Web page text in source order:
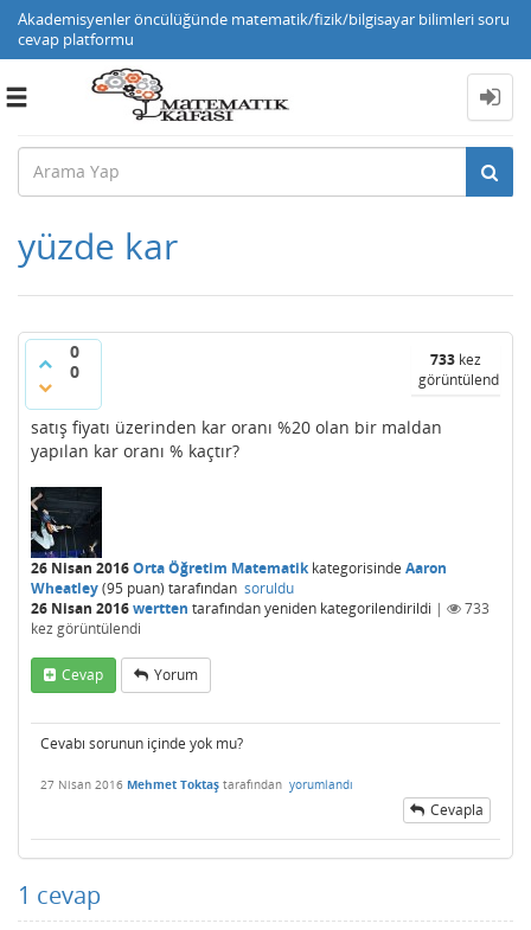
Akademisyenler öncülüğünde matematik/fizik/bilgisayar bilimleri soru
cevap platformu
Toggle
yüzde kar
0
0
733 kez
görüntülendi
satış fiyatı üzerinden kar oranı %20 olan bir maldan
yapılan kar oranı % kaçtır?
26 Nisan 2016Orta Öğretim Matematikkategorisinde Aaron
Wheatley(95 puan) tarafından soruldu
26 Nisan 2016wertten tarafındanyeniden kategorilendirildi |
733
kez görüntülendi
Cevap Yorum
Cevabı sorunun içinde yok mu?
27 Nisan 2016 Mehmet Toktaş tarafından yorumlandı
Cevapla
1 cevap